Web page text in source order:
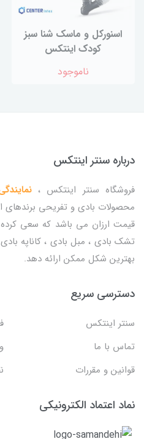
اسنورکل و ماسک شنا سبز
کودک اینتکس
ناموجود
درباره سنتر اینتکس
فروشگاه سنتر اینتکس ،
محصولات بادی و تفریحی برندهای
قیمت ارزان می باشد که سعی
تشک بادی ، مبل بادی ، کاناپه
بهترین شکل ممکن ارائه دهد.
دسترسی سریع
سنتر اینتکس
تماس با ما
قوانین و مقررات
نماد اعتماد الکترونیکی